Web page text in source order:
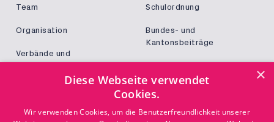
Team
Organisation
Verbände und
Schulordnung
Bundes- und
Kantonsbeiträge
KONTAKT
×
Diese Webseite verwendet
Cookies.
Wir verwenden Cookies, um die Benutzerfreundlichkeit unserer